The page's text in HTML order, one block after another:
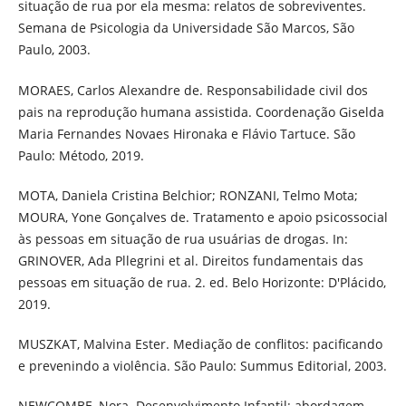
situação de rua por ela mesma: relatos de sobreviventes.
Semana de Psicologia da Universidade São Marcos, São
Paulo, 2003.
MORAES, Carlos Alexandre de. Responsabilidade civil dos
pais na reprodução humana assistida. Coordenação Giselda
Maria Fernandes Novaes Hironaka e Flávio Tartuce. São
Paulo: Método, 2019.
MOTA, Daniela Cristina Belchior; RONZANI, Telmo Mota;
MOURA, Yone Gonçalves de. Tratamento e apoio psicossocial
às pessoas em situação de rua usuárias de drogas. In:
GRINOVER, Ada Pllegrini et al. Direitos fundamentais das
pessoas em situação de rua. 2. ed. Belo Horizonte: D'Plácido,
2019.
MUSZKAT, Malvina Ester. Mediação de conflitos: pacificando
e prevenindo a violência. São Paulo: Summus Editorial, 2003.